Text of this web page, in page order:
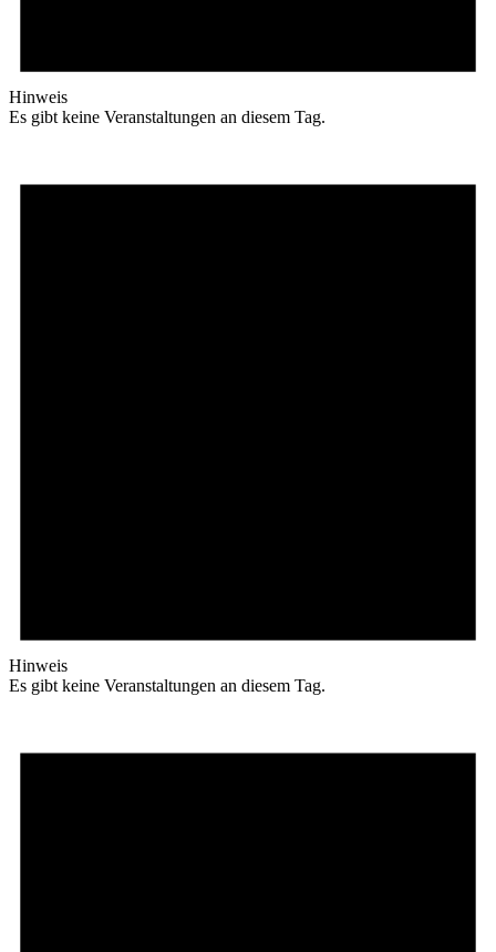
Hinweis
Es gibt keine Veranstaltungen an diesem Tag.
Hinweis
Es gibt keine Veranstaltungen an diesem Tag.